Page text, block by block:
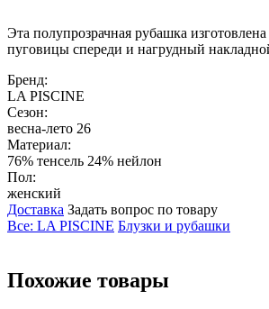
Эта полупрозрачная рубашка
пуговицы спереди и нагрудный
Бренд:
LA PISCINE
Сезон:
весна-лето 26
Материал:
76% тенсель 24% нейлон
Пол:
женский
Доставка Задать вопрос по товару
Все: LA PISCINE Блузки и рубашки
Похожие товары